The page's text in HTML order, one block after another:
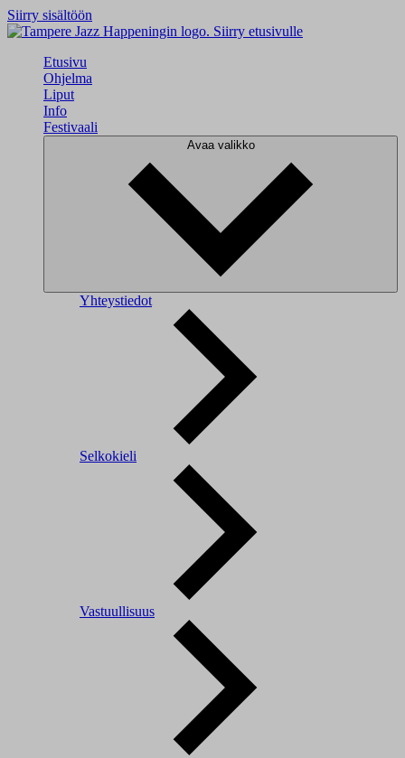
Siirry sisältöön
Siirry etusivulle
Etusivu
Ohjelma
Liput
Info
Festivaali
Avaa valikko
Yhteystiedot
Selkokieli
Vastuullisuus